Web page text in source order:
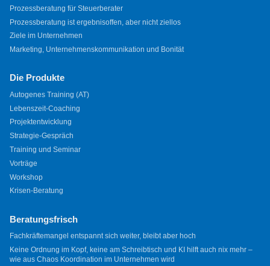
Prozessberatung für Steuerberater
Prozessberatung ist ergebnisoffen, aber nicht ziellos
Ziele im Unternehmen
Marketing, Unternehmenskommunikation und Bonität
Die Produkte
Autogenes Training (AT)
Lebenszeit-Coaching
Projektentwicklung
Strategie-Gespräch
Training und Seminar
Vorträge
Workshop
Krisen-Beratung
Beratungsfrisch
Fachkräftemangel entspannt sich weiter, bleibt aber hoch
Keine Ordnung im Kopf, keine am Schreibtisch und KI hilft auch nix mehr –
wie aus Chaos Koordination im Unternehmen wird